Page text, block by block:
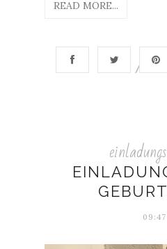
READ MORE...
09:47